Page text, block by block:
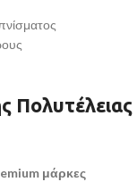
Πολυτέλειας
μάρκες